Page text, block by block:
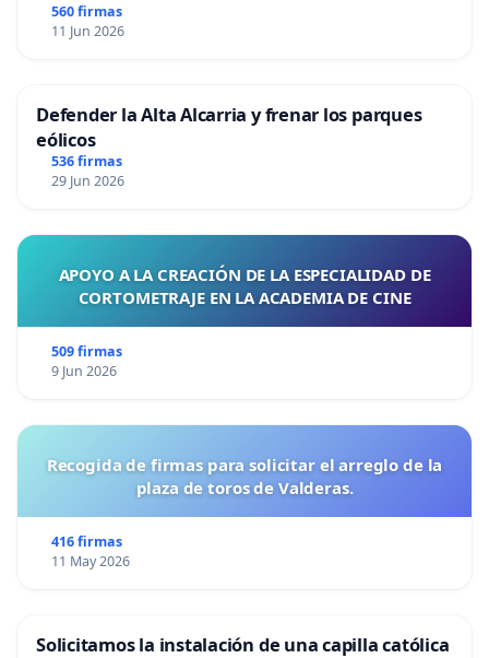
560 firmas
11 Jun 2026
Defender la Alta Alcarria y frenar los parques
eólicos
536 firmas
29 Jun 2026
APOYO A LA CREACIÓN DE LA ESPECIALIDAD DE
CORTOMETRAJE EN LA ACADEMIA DE CINE
509 firmas
9 Jun 2026
Recogida de firmas para solicitar el arreglo de la
plaza de toros de Valderas.
416 firmas
11 May 2026
Solicitamos la instalación de una capilla católica